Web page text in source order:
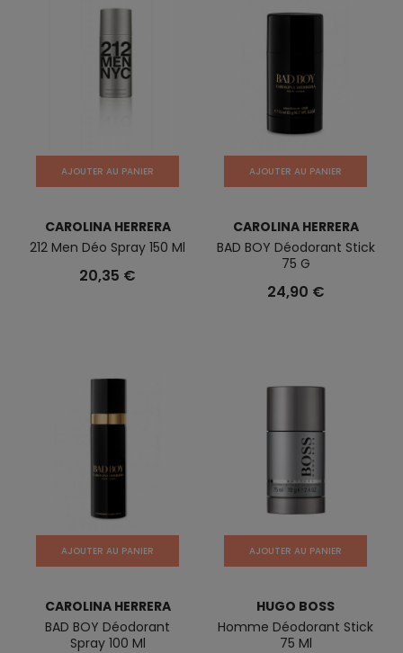
AJOUTER AU PANIER
CAROLINA HERRERA
212 Men Déo Spray 150 Ml
20,35 €
AJOUTER AU PANIER
CAROLINA HERRERA
BAD BOY Déodorant Stick
75 G
24,90 €
AJOUTER AU PANIER
CAROLINA HERRERA
BAD BOY Déodorant
Spray 100 Ml
AJOUTER AU PANIER
HUGO BOSS
Homme Déodorant Stick
75 Ml